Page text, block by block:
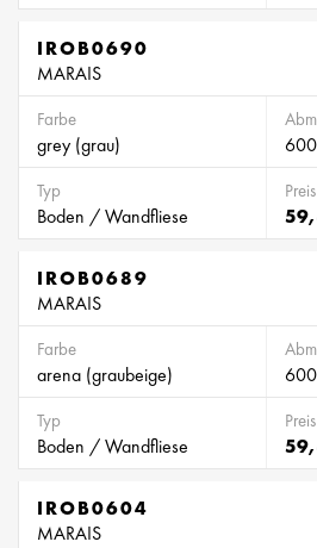
IROB0690
MARAIS
Farbe
grey (grau)
Typ
Boden / Wandfliese
IROB0689
MARAIS
Farbe
arena (graubeige)
Typ
Boden / Wandfliese
IROB0604
MARAIS